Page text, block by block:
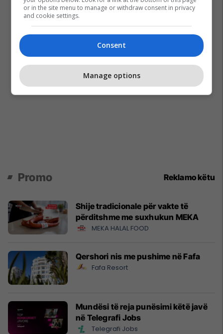
Promo Reklamo këtu
Shije tradicionale për vakte të
përditshme me suxhukun MEKA
MEKA HALAL FOOD
Qershori nis me pushime në Fafa
Fafa Resort
Mundësi të reja punësimi këtë javë
në Telegrafi Jobs
Telegrafi Jobs
or in the site menu to manage or withdraw consent in privacy
and cookie settings.
Consent
Manage options